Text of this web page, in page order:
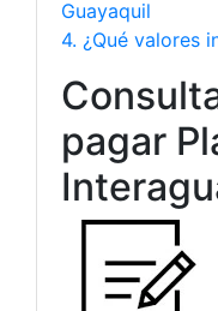
Guayaquil
4. ¿Qué valores
pagar